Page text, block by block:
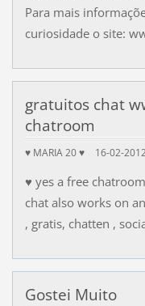
Para mais
curiosidade o site:
gratuitos chat
chatroom
♥ MARIA 20 ♥ 16-02-2012
♥ yes a free
chat also works on
, gratis, chatten ,
Gostei Muito